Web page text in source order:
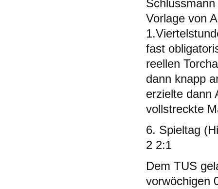
Vorlage von
fast
reellen
dann knapp
erzielte dann
vollstreckte
6. Spieltag
2 2:1
Dem TUS
vorwöchigen